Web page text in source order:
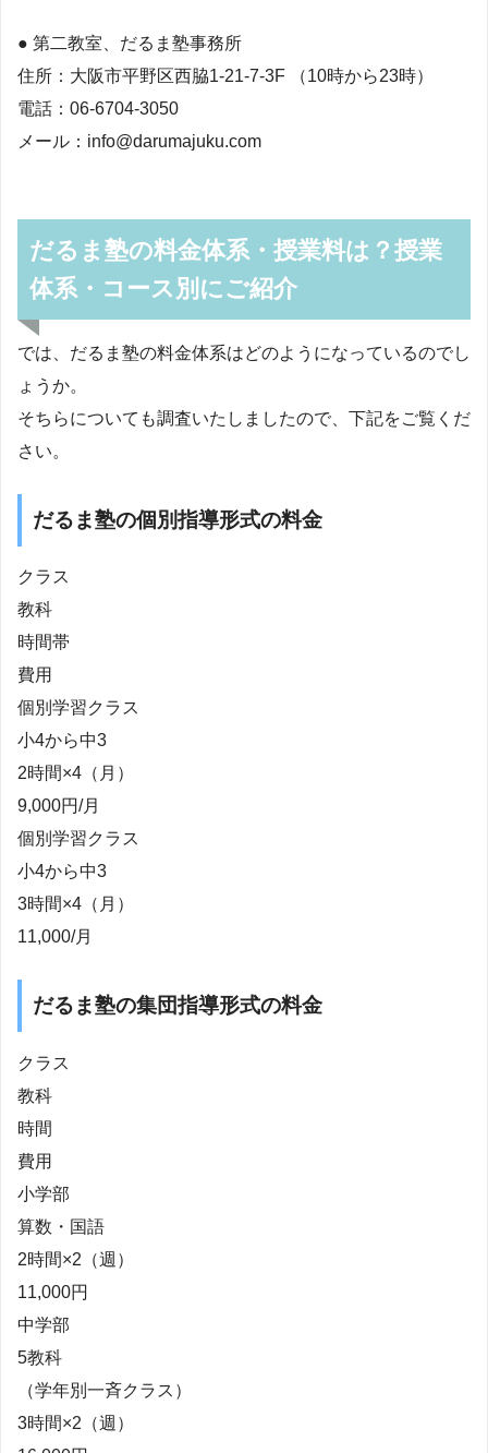
● 第二教室、だるま塾事務所
住所：大阪市平野区西脇1-21-7-3F （10時から23時）
電話：06-6704-3050
メール：info@darumajuku.com
だるま塾の料金体系・授業料は？授業
体系・コース別にご紹介
では、だるま塾の料金体系はどのようになっているのでし
ょうか。
そちらについても調査いたしましたので、下記をご覧くだ
さい。
だるま塾の個別指導形式の料金
クラス
教科
時間帯
費用
個別学習クラス
小4から中3
2時間×4（月）
9,000円/月
個別学習クラス
小4から中3
3時間×4（月）
11,000/月
だるま塾の集団指導形式の料金
クラス
教科
時間
費用
小学部
算数・国語
2時間×2（週）
11,000円
中学部
5教科
（学年別一斉クラス）
3時間×2（週）